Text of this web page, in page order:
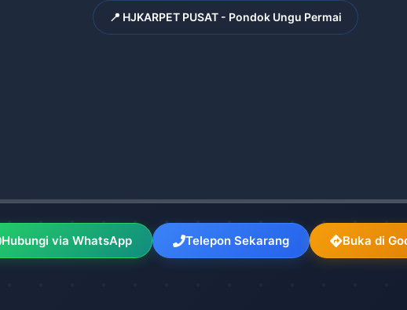
📍 HJKARPET PUSAT - Pondok Ungu Permai
Hubungi via WhatsApp Telepon Sekarang Buka di